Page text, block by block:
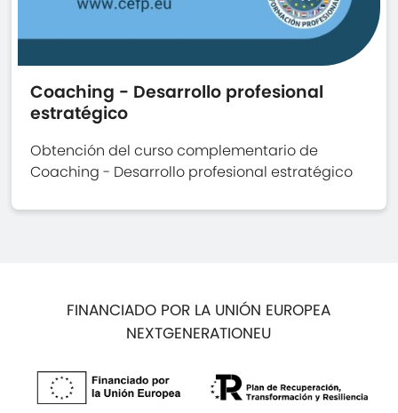
Coaching - Desarrollo profesional
estratégico
Obtención del curso complementario de
Coaching - Desarrollo profesional estratégico
FINANCIADO POR LA UNIÓN EUROPEA
NEXTGENERATIONEU